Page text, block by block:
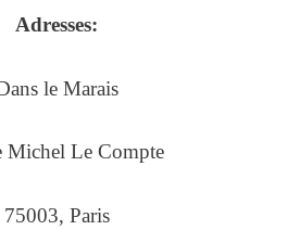
Adresses:
le Marais
Michel Le Compte
75003, Paris